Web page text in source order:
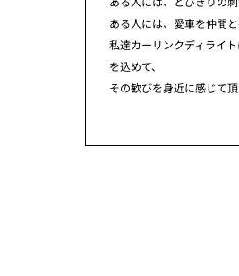
ある人には、愛車を仲間と
私達カーリンクディライ
を込めて、
その歓びを身近に感じて